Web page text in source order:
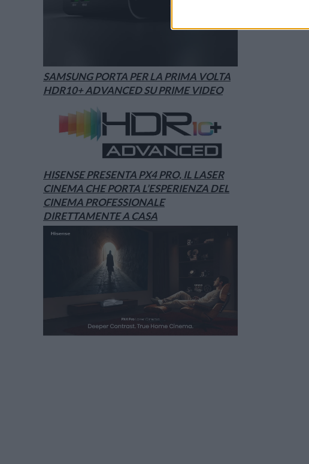
SAMSUNG PORTA PER LA PRIMA VOLTA
HDR10+ ADVANCED SU PRIME VIDEO
HISENSE PRESENTA PX4 PRO, IL LASER
CINEMA CHE PORTA L’ESPERIENZA DEL
CINEMA PROFESSIONALE
DIRETTAMENTE A CASA